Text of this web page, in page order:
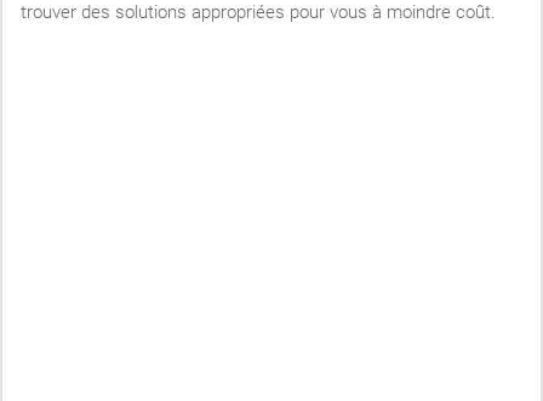
trouver des solutions appropriées pour vous à moindre coût.